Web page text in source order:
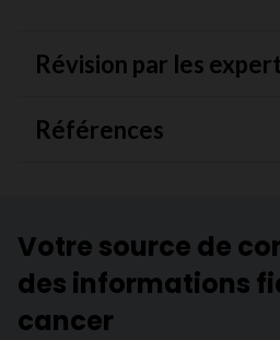
Révision par les
Références
Votre source de
des informations
cancer